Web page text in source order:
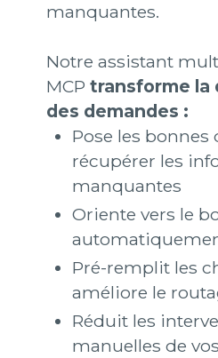
manquantes.
Notre assistant
MCP transforme la
des demandes :
Pose les
récupérer les
manquantes
Oriente vers le
Pré-remplit les
améliore le
Réduit les
manuelles de